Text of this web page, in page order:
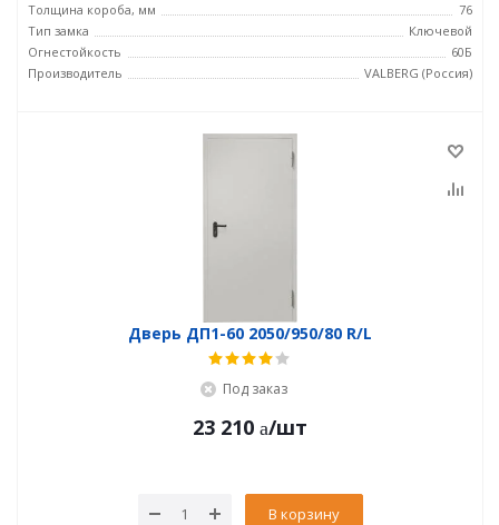
Толщина короба, мм
76
Тип замка
Ключевой
Огнестойкость
60Б
Производитель
VALBERG (Россия)
Дверь ДП1-60 2050/950/80 R/L
Под заказ
23 210 /шт
В корзину